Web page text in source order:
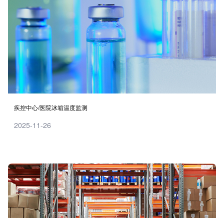
疾控中心/医院冰箱温度监测
2025-11-26